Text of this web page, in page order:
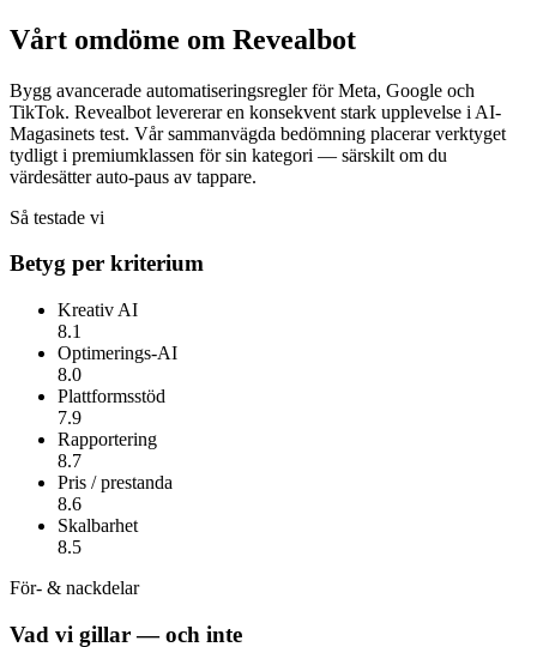
Vårt omdöme om Revealbot
Bygg avancerade automatiseringsregler för Meta, Google och
TikTok. Revealbot levererar en konsekvent stark upplevelse i AI-
Magasinets test. Vår sammanvägda bedömning placerar verktyget
tydligt i premiumklassen för sin kategori — särskilt om du
värdesätterauto-paus av tappare.
Så testade vi
Betyg per kriterium
Kreativ AI
8.1
Optimerings-AI
8.0
Plattformsstöd
7.9
Rapportering
8.7
Pris / prestanda
8.6
Skalbarhet
8.5
För- & nackdelar
Vad vi gillar — och inte